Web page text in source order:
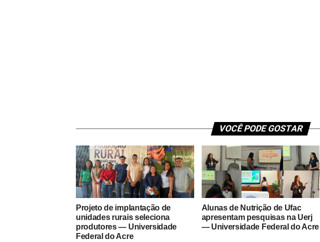
VOCÊ PODE GOSTAR
Projeto de implantação de
unidades rurais seleciona
produtores — Universidade
Federal do Acre
Alunas de Nutrição de Ufac
apresentam pesquisas na Uerj
— Universidade Federal do Acre